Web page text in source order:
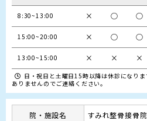
× ○ ○
15:00~20:00 × ○ ○
13:00~15:00 × × ×
日・祝日と土曜日15時以降は休診になり
ありませんのでご連絡ください。
院・施設名 すみれ整骨接骨院